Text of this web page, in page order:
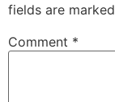
fields are marked
Comment *